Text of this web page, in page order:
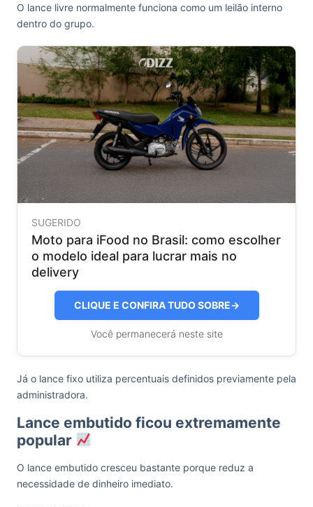
O lance livre normalmente funciona como um leilão interno
dentro do grupo.
SUGERIDO
Moto para iFood no Brasil: como escolher
o modelo ideal para lucrar mais no
delivery
CLIQUE E CONFIRA TUDO SOBRE→
Você permanecerá neste site
Já o lance fixo utiliza percentuais definidos previamente pela
administradora.
Lance embutido ficou extremamente
popular
O lance embutido cresceu bastante porque reduz a
necessidade de dinheiro imediato.